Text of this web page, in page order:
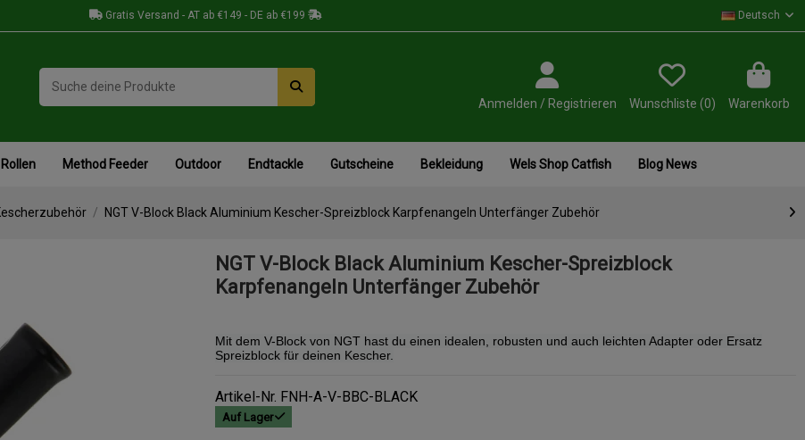
Gratis Versand - AT ab €149 - DE ab €199 Deutsch
Anmelden / Registrieren Wunschliste (0) Warenkorb
Rollen Method Feeder Outdoor Endtackle Gutscheine Bekleidung Wels Shop Catfish Blog News
NGT V-Block Black Aluminium Kescher-Spreizblock Karpfenangeln Unterfänger Zubehör
NGT V-Block Black Aluminium Kescher-Spreizblock
Karpfenangeln Unterfänger Zubehör
Mit dem V-Block von NGT hast du einen idealen, robusten und auch leichten Adapter oder Ersatz
Spreizblock für deinen Kescher.
Artikel-Nr. FNH-A-V-BBC-BLACK
Auf Lager